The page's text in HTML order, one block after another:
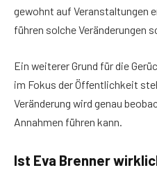
gewohnt auf Veranstaltungen
führen solche Veränderungen
Ein weiterer Grund für die
im Fokus der Öffentlichkeit
Veränderung wird genau
Annahmen führen kann.
Ist Eva Brenner